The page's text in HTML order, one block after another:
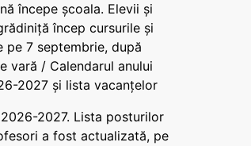
începe școala. Elevii și
încep cursurile și
pe 7 septembrie, după
vară / Calendarul anului
2027 și lista vacanțelor
2027. Lista posturilor
a fost actualizată, pe